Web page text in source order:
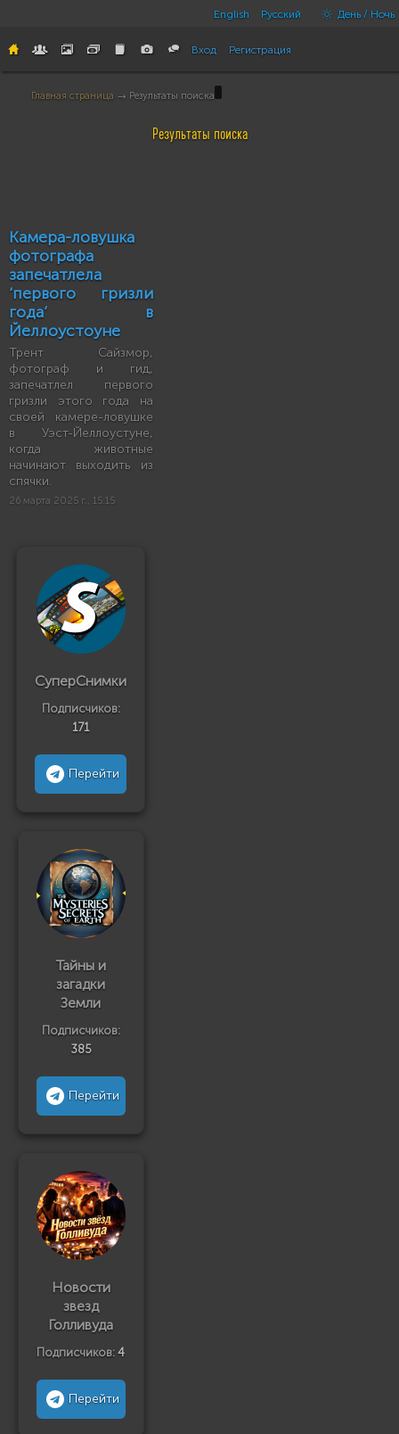
English Русский День / Ночь
Вход Регистрация
Главная страница → Результаты поиска
Результаты поиска
Камера-ловушка
фотографа
запечатлела
‘первого гризли
года’ в
Йеллоустоуне
Трент Сайзмор,
фотограф и гид,
запечатлел первого
гризли этого года на
своей камере-ловушке
в Уэст-Йеллоустуне,
когда животные
начинают выходить из
спячки.
26 марта 2025 г., 15:15
СуперСнимки
Подписчиков:
171
Перейти
Тайны и
загадки
Земли
Подписчиков:
385
Перейти
Новости
звезд
Голливуда
Подписчиков:4
Перейти